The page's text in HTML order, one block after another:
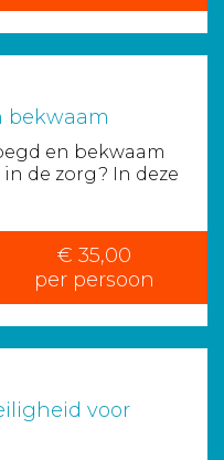
bekwaam
en bekwaam
de zorg? In deze
€ 35,00
per persoon
voor